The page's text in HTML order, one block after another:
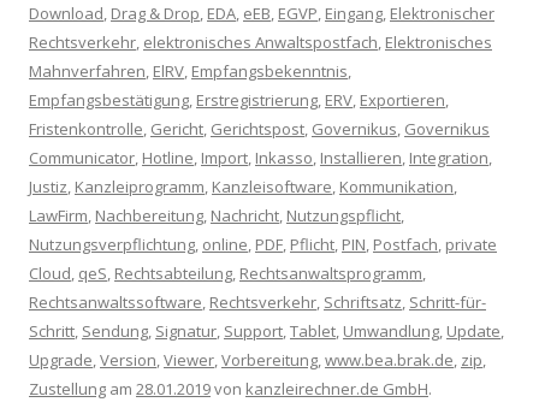
Download, Drag & Drop, EDA, eEB, EGVP, Eingang, Elektronischer
Rechtsverkehr, elektronisches Anwaltspostfach, Elektronisches
Mahnverfahren, ElRV, Empfangsbekenntnis,
Empfangsbestätigung, Erstregistrierung, ERV, Exportieren,
Fristenkontrolle, Gericht, Gerichtspost, Governikus, Governikus
Communicator, Hotline, Import, Inkasso, Installieren, Integration,
Justiz, Kanzleiprogramm, Kanzleisoftware, Kommunikation,
LawFirm, Nachbereitung, Nachricht, Nutzungspflicht,
Nutzungsverpflichtung, online, PDF, Pflicht, PIN, Postfach, private
Cloud, qeS, Rechtsabteilung, Rechtsanwaltsprogramm,
Rechtsanwaltssoftware, Rechtsverkehr, Schriftsatz, Schritt-für-
Schritt, Sendung, Signatur, Support,Tablet, Umwandlung, Update,
Upgrade,Version,Viewer,Vorbereitung,www.bea.brak.de, zip,
Zustellung am 28.01.2019von kanzleirechner.de GmbH.